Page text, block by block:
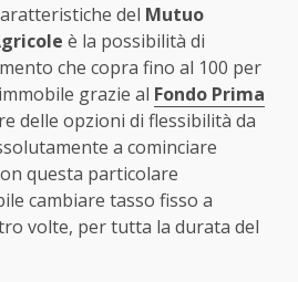
del Mutuo
è la possibilità di
che copra fino al 100 per
grazie al Fondo Prima
delle opzioni di flessibilità da
a cominciare
questa particolare
cambiare tasso fisso a
volte, per tutta la durata del